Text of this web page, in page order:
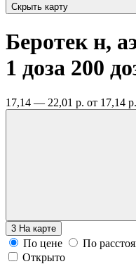
Скрыть карту
Беротек н,
1 доза 200
17,14 — 22,01 р. от 17,14 р.
3 На карте
По цене
По
Открыто